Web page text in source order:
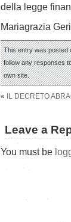
della legge
Mariagrazia
This entry was posted
follow any responses
own site.
« IL DECRETO
Leave a
You must be